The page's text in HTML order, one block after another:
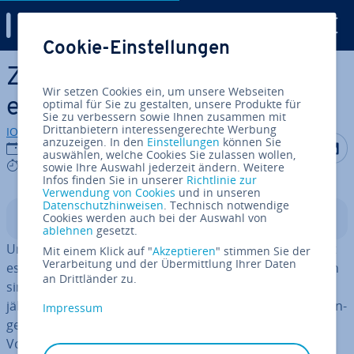
Zum Haupt­in­halt springen
Zwangs­ur­laub: Was wann
erlaubt ist
IONOS Redaktion
16.04.2020
5 mins
Auf Auf
In­halts­ver­zeich­nis
Urlaub dient Ar­beit­neh­mern der Erholung – so schreibt
es auch dasBun­des­ur­laubs­ge­setzvor. Darin enthalten
sind u. a. Min­dest­vor­ga­ben zur Länge bzw. Anzahl der
jähr­li­chen Ur­laubs­ta­ge und unter welchen Vor­aus­set­zun­
gen der Ar­beit­ge­ber welche Ein­schrän­kun­gen und
Vorgaben vornehmen darf. In Kri­sen­zei­ten wirft dabei
Cookie-Einstellungen
Wir setzen Cookies ein, um unsere Webseiten
optimal für Sie zu gestalten, unsere Produkte für
Sie zu verbessern sowie Ihnen zusammen mit
Drittanbietern interessengerechte Werbung
anzuzeigen. In den Einstellungen können Sie
auswählen, welche Cookies Sie zulassen wollen,
sowie Ihre Auswahl jederzeit ändern. Weitere
Infos finden Sie in unserer Richtlinie zur
Verwendung von Cookies und in unseren
Datenschutzhinweisen. Technisch notwendige
Cookies werden auch bei der Auswahl von
ablehnen gesetzt.
Mit einem Klick auf "Akzeptieren" stimmen Sie der
Verarbeitung und der Übermittlung Ihrer Daten
an Drittländer zu.
Impressum